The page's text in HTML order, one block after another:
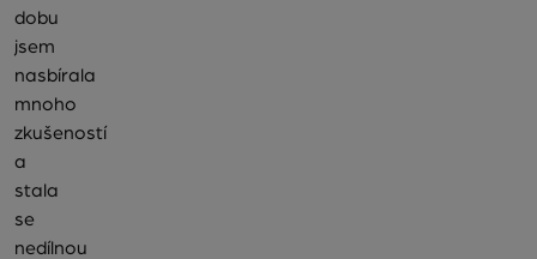
dobu
jsem
nasbírala
mnoho
zkušeností
a
stala
se
nedílnou